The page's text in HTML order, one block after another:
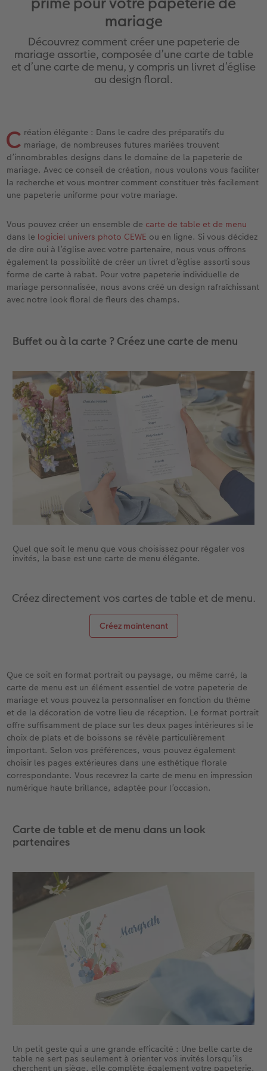
Étui personnalisé
Pochette souvenirs
LIVRE PHOTO CEWE Bébé
Possibilités de commande
Exemples
Coffeetable Book «Art Collection»
Accessoires
Tirages photo sur papier recyclé
Poster premium
Lot de photos
Photo d’identité
Accessoires
Affiche carte personnalisée
hexxas
Photo sur bois
Tableau photo Prestige
Multi-déco
Conseils décoration murale
Accessoires
Autres occasions
Cartes photo
Jeux
École et bureau
Animaux de compagnie
Boîte cadeau photo
Idées de cadeaux
Boîte à friandises personnalisée
Nouveautés
Coques en silicone
Coques en polycarbonate
Coques en cuir
Avec design
Calendriers muraux avec design
Calendrier mural A4
Calendrier mural A4 Panorama
Accessoires
Carte de vœux personnalisée
Planche de photos
Pêle-mêle
Trouvez un magasin
pour l’anniversaire
Cadeaux de fête des mères
Cadeaux pour le départ
pour l’EVJF
Mariage
Livre de l’année
Concours photos
mariage
Découvrez comment créer une papeterie de
mariage assortie, composée d’une carte de table
et d’une carte de menu, y compris un livret d’église
au design floral.
C réation élégante : Dans le cadre des préparatifs du
mariage, de nombreuses futures mariées trouvent
d’innombrables designs dans le domaine de la papeterie de
mariage. Avec ce conseil de création, nous voulons vous faciliter
la recherche et vous montrer comment constituer très facilement
une papeterie uniforme pour votre mariage.
Vous pouvez créer un ensemble de carte de table et de menu
dans le logiciel univers photo CEWE ou en ligne. Si vous décidez
de dire oui à l’église avec votre partenaire, nous vous offrons
également la possibilité de créer un livret d’église assorti sous
forme de carte à rabat. Pour votre papeterie individuelle de
mariage personnalisée, nous avons créé un design rafraîchissant
avec notre look floral de fleurs des champs.
Buffet ou à la carte ? Créez une carte de menu
Quel que soit le menu que vous choisissez pour régaler vos
invités, la base est une carte de menu élégante.
Créez directement vos cartes de table et de menu.
Créez maintenant
Que ce soit en format portrait ou paysage, ou même carré, la
carte de menu est un élément essentiel de votre papeterie de
mariage et vous pouvez la personnaliser en fonction du thème
et de la décoration de votre lieu de réception. Le format portrait
offre suffisamment de place sur les deux pages intérieures si le
choix de plats et de boissons se révèle particulièrement
important. Selon vos préférences, vous pouvez également
choisir les pages extérieures dans une esthétique florale
correspondante. Vous recevrez la carte de menu en impression
numérique haute brillance, adaptée pour l’occasion.
Carte de table et de menu dans un look
partenaires
Un petit geste qui a une grande efficacité : Une belle carte de
table ne sert pas seulement à orienter vos invités lorsqu’ils
cherchent un siège, elle complète également votre papeterie.